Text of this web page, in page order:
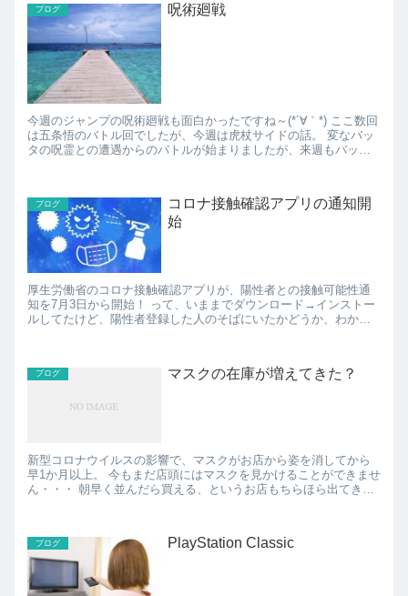
ブログ 呪術廻戦
今週のジャンプの呪術廻戦も面白かったですね～(*´∀｀*) ここ数回
は五条悟のバトル回でしたが、今週は虎杖サイドの話。 変なバッ
タの呪霊との遭遇からのバトルが始まりましたが、来週もバッタ
ブログ
コロナ接触確認アプリの通知開
始
厚生労働省のコロナ接触確認アプリが、陽性者との接触可能性通
知を7月3日から開始！ って、いままでダウンロード→インストー
ルしてたけど、陽性者登録した人のそばにいたかどうか、わから
ブログ マスクの在庫が増えてきた？
新型コロナウイルスの影響で、マスクがお店から姿を消してから
早1か月以上。 今もまだ店頭にはマスクを見かけることができませ
ん・・・ 朝早く並んだら買える、というお店もちらほら出てきて
ブログ PlayStation Classic